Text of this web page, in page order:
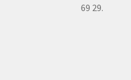
69 29.